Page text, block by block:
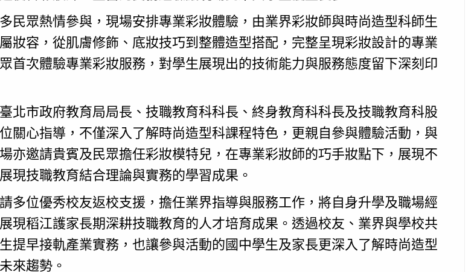
民眾熱情參與，現場安排專業彩妝體驗，由業界彩妝師與時尚造型科師生
妝容，從肌膚修飾、底妝技巧到整體造型搭配，完整呈現彩妝設計的專業
首次體驗專業彩妝服務，對學生展現出的技術能力與服務態度留下深刻印
北市政府教育局局長、技職教育科科長、終身教育科科長及技職教育科股
關心指導，不僅深入了解時尚造型科課程特色，更親自參與體驗活動，與
亦邀請貴賓及民眾擔任彩妝模特兒，在專業彩妝師的巧手妝點下，展現不
現技職教育結合理論與實務的學習成果。
多位優秀校友返校支援，擔任業界指導與服務工作，將自身升學及職場經
現稻江護家長期深耕技職教育的人才培育成果。透過校友、業界與學校共
提早接軌產業實務，也讓參與活動的國中學生及家長更深入了解時尚造型
來趨勢。